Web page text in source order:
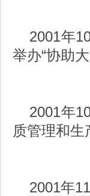
2001年
举办“协助
2001年
质管理和生
2001年